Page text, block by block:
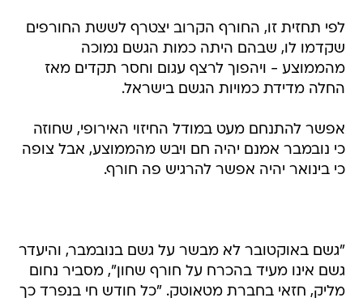
לפי תחזית זו, החורף הקרוב יצטרף לששת החורפים
שקדמו לו, שבהם היתה כמות הגשם נמוכה
מהממוצע - ויהפוך לרצף עגום וחסר תקדים מאז
החלה מדידת כמויות הגשם בישראל.
אפשר להתנחם מעט במודל החיזוי האירופי, שחוזה
כי נובמבר אמנם יהיה חם ויבש מהממוצע, אבל צופה
כי בינואר יהיה אפשר להרגיש פה חורף.
"גשם באוקטובר לא מבשר על גשם בנובמבר, והיעדר
גשם אינו מעיד בהכרח על חורף שחון", מסביר נחום
מליק, חזאי בחברת מטאוטק. "כל חודש חי בנפרד כך